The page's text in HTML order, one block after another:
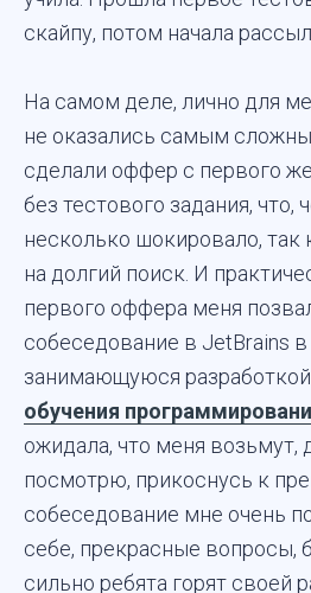
скайпу, потом начала
На самом деле, лично для
не оказались самым
сделали оффер с первого
без тестового задания, что,
несколько шокировало, так
на долгий поиск. И
первого оффера меня
собеседование в JetBrains
занимающуюся разработкой
обучения
ожидала, что меня возьмут,
посмотрю, прикоснусь к
собеседование мне очень
себе, прекрасные вопросы,
сильно ребята горят своей